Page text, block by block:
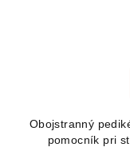
Obojstranný
pomocník pri